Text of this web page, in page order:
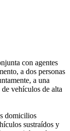
con agentes
a dos personas
a una
vehículos de alta
domicilios
sustraídos y